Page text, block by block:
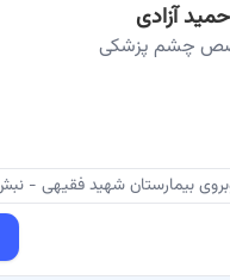
آزادی
چشم پزشکی